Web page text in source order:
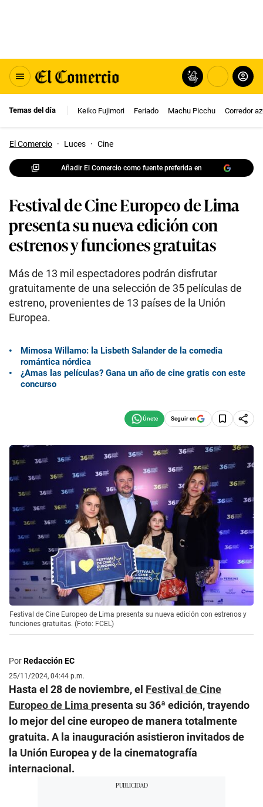
Temas del día Keiko Fujimori Feriado Machu Picchu Corredor
El Comercio · Luces · Cine
Añadir El Comercio como fuente preferida en
Festival de Cine Europeo de Lima
presenta su nueva edición con
estrenos y funciones gratuitas
Más de 13 mil espectadores podrán disfrutar
gratuitamente de una selección de 35 películas de
estreno, provenientes de 13 países de la Unión
Europea.
Mimosa Willamo: la Lisbeth Salander de la comedia
romántica nórdica
¿Amas las películas? Gana un año de cine gratis con este
concurso
Seguir en
Festival de Cine Europeo de Lima presenta su nueva edición con estrenos y
funciones gratuitas. (Foto: FCEL)
PorRedacción EC
25/11/2024, 04:44 p.m.
Hasta el 28 de noviembre, el Festival de Cine
Europeo de Lima presenta su 36ª edición, trayendo
lo mejor del cine europeo de manera totalmente
gratuita. A la inauguración asistieron invitados de
la Unión Europea y de la cinematografía
internacional.